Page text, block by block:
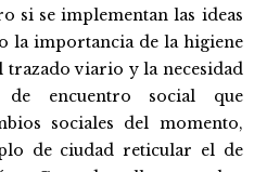
si se implementan las ideas
la importancia de la higiene
trazado viario y la necesidad
de encuentro social que
sociales del momento,
de ciudad reticular el de